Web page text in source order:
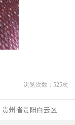
浏览次数： 525次
贵州省贵阳白云区